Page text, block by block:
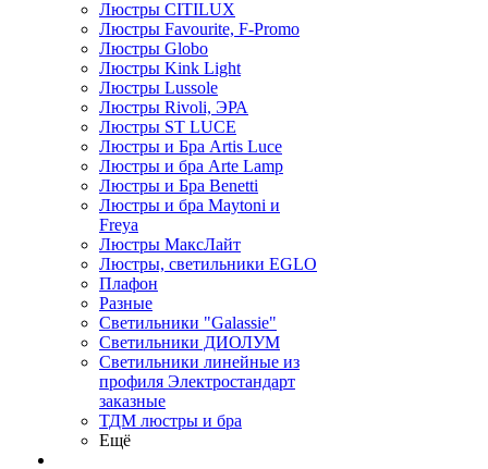
Люстры CITILUX
Люстры Favourite, F-Promo
Люстры Globo
Люстры Kink Light
Люстры Lussole
Люстры Rivoli, ЭРА
Люстры ST LUCE
Люстры и Бра Artis Luce
Люстры и бра Arte Lamp
Люстры и Бра Benetti
Люстры и бра Maytoni и
Freya
Люстры МаксЛайт
Люстры, светильники EGLO
Плафон
Разные
Светильники "Galassie"
Светильники ДИОЛУМ
Светильники линейные из
профиля Электростандарт
заказные
ТДМ люстры и бра
Ещё